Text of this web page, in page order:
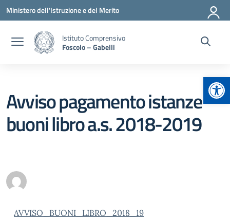
Vai ai contenuti
Vai al menu di navigazione
Vai al footer
Ministero dell'Istruzione e del Merito
Istituto Comprensivo
Foscolo – Gabelli
Avviso pagamento istanze
buoni libro a.s. 2018-2019
AVVISO_BUONI_LIBRO_2018_19